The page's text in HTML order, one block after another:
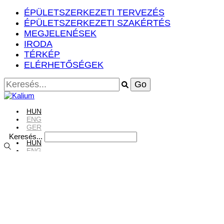
ÉPÜLETSZERKEZETI TERVEZÉS
ÉPÜLETSZERKEZETI SZAKÉRTÉS
MEGJELENÉSEK
IRODA
TÉRKÉP
ELÉRHETŐSÉGEK
HUN
ENG
GER
HUN
ENG
Keresés...